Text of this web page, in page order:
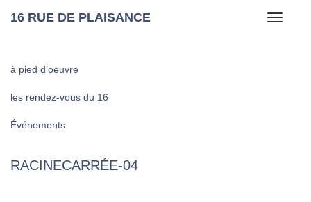
Toggle
16 RUE DE PLAISANCE
à pied d’oeuvre
les rendez-vous du 16
Événements
RACINECARRÉE‑04